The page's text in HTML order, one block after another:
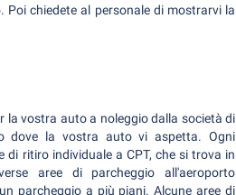
chiedete al personale di mostrarvi la
la vostra auto a noleggio dalla società di
dove la vostra auto vi aspetta. Ogni
ritiro individuale a CPT, che si trova in
aree di parcheggio all'aeroporto
parcheggio a più piani. Alcune aree di